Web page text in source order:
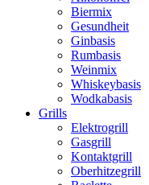
Biermix
Gesundheit
Ginbasis
Rumbasis
Weinmix
Whiskeybasis
Wodkabasis
Grills
Elektrogrill
Gasgrill
Kontaktgrill
Oberhitzegrill